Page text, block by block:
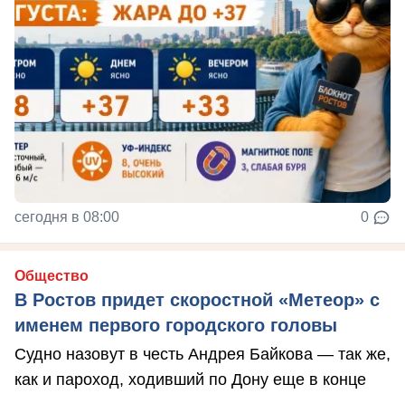
сегодня в 08:00 0
Общество
В Ростов придет скоростной «Метеор» с
именем первого городского головы
Судно назовут в честь Андрея Байкова — так же,
как и пароход, ходивший по Дону еще в конце